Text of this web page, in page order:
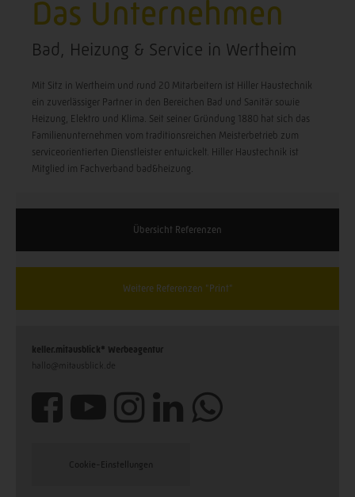
Das Unternehmen
Bad, Heizung & Service in Wertheim
Mit Sitz in Wertheim und rund 20 Mitarbeitern ist Hiller Haustechnik
ein zuverlässiger Partner in den Bereichen Bad und Sanitär sowie
Heizung, Elektro und Klima. Seit seiner Gründung 1880 hat sich das
Familienunternehmen vom traditionsreichen Meisterbetrieb zum
serviceorientierten Dienstleister entwickelt. Hiller Haustechnik ist
Mitglied im Fachverband bad&heizung.
Übersicht Referenzen
Weitere Referenzen "Print"
keller.mitausblick* Werbeagentur
hallo@mitausblick.de
Cookie-Einstellungen
Ich akzeptiere die Datenschutzerklärung